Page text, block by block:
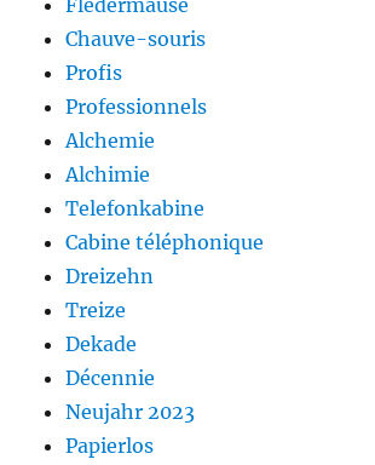
Fledermäuse
Chauve-souris
Profis
Professionnels
Alchemie
Alchimie
Telefonkabine
Cabine téléphonique
Dreizehn
Treize
Dekade
Décennie
Neujahr 2023
Papierlos